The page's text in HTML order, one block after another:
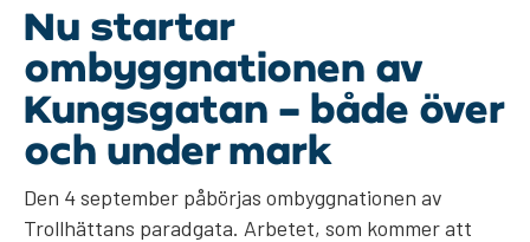
Nu startar
ombyggnationen av
Kungsgatan – både över
och under mark
Den 4 september påbörjas ombyggnationen av
Trollhättans paradgata. Arbetet, som kommer att